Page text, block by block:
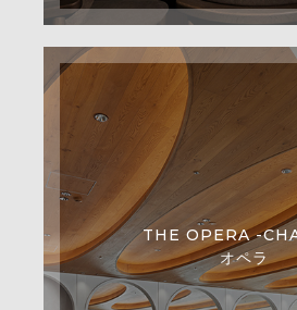
THE OPERA -
オペラ